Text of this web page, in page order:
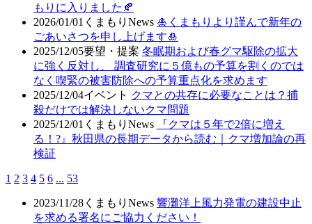
もりに入りました🍂
2026/01/01 くまもりNews 🎍くまもりより謹んで新年の
ごあいさつを申し上げます🎍
2025/12/05要望・提案 冬眠期および春グマ駆除の拡大
に強く反対し、 調査研究に５億もの予算を割くのでは
なく喫緊の被害防除への予算重点化を求めます
2025/12/04イベント クマとの共存に必要なことは？捕
殺だけでは解決しないクマ問題
2025/12/01 くまもりNews
『クマは５年で2倍に増え
る！?』秋田県の長期データから読む｜クマ増加論の再
検証
1 2 3 4 5 6 ... 53
2023/11/28 くまもりNews 響灘洋上風力発電の建設中止
を求める署名にご協力ください！